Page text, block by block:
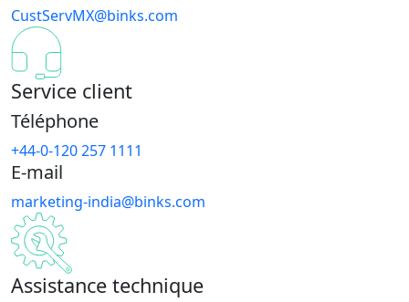
CustServMX@binks.com
Service client
Téléphone
+44-0-120 257 1111
E-mail
marketing-india@binks.com
Assistance technique